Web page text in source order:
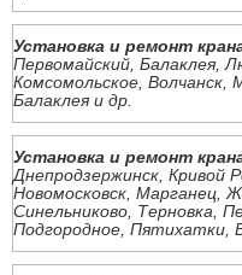
Установка и ремонт
Первомайский, Балаклея,
Комсомольское, Волчанск,
Балаклея и др.
Установка и ремонт
Днепродзержинск, Кривой
Новомосковск, Марганец,
Синельниково, Терновка,
Подгородное, Пятихатки,